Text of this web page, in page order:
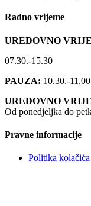
Radno vrijeme
UREDOVNO
07.30.-15.30
PAUZA: 10.30.-11.00
UREDOVNO
Od ponedjeljka do
Pravne informacije
Politika kolačića